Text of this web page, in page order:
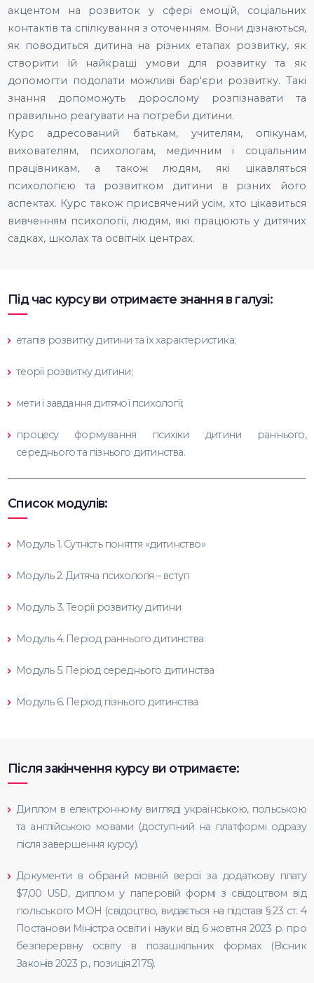
акцентом на розвиток у сфері емоцій, соціальних
контактів та спілкування з оточенням. Вони дізнаються,
як поводиться дитина на різних етапах розвитку, як
створити їй найкращі умови для розвитку та як
допомогти подолати можливі бар'єри розвитку. Такі
знання допоможуть дорослому розпізнавати та
правильно реагувати на потреби дитини.
Курс адресований батькам, учителям, опікунам,
вихователям, психологам, медичним і соціальним
працівникам, а також людям, які цікавляться
психологією та розвитком дитини в різних його
аспектах. Курс також присвячений усім, хто цікавиться
вивченням психології, людям, які працюють у дитячих
садках, школах та освітніх центрах.
Під час курсу ви отримаєте знання в галузі:
етапів розвитку дитини та їх характеристика;
теорії розвитку дитини;
мети і завдання дитячої психології;
процесу формування психіки дитини раннього,
середнього та пізнього дитинства.
Список модулів:
Модуль 1. Сутність поняття «дитинство»
Модуль 2. Дитяча психологія – вступ
Модуль 3. Теорії розвитку дитини
Модуль 4. Період раннього дитинства
Модуль 5. Період середнього дитинства
Модуль 6. Період пізнього дитинства
Після закінчення курсу ви отримаєте:
Диплом в електронному вигляді українською, польською
та англійською мовами (доступний на платформі одразу
після завершення курсу).
Документи в обраній мовній версії за додаткову плату
$7,00 USD, диплом у паперовій формі з свідоцтвом від
польського МОН (свідоцтво, видається на підставі § 23 ст. 4
Постанови Міністра освіти і науки від 6 жовтня 2023 р. про
безперервну освіту в позашкільних формах (Вісник
Законів 2023 р., позиція 2175).